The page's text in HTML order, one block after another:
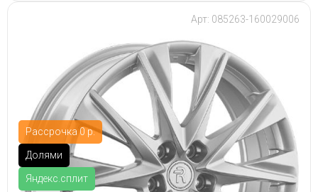
Рассрочка 0 р.
Долями
Яндекс.сплит
Арт: 085263-160029006